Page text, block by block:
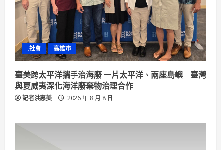
.社會 高雄市
臺美跨太平洋攜手治海廢 一片太平洋、兩座島嶼 臺灣
與夏威夷深化海洋廢棄物治理合作
記者洪惠美 2026 年 8 月 8 日